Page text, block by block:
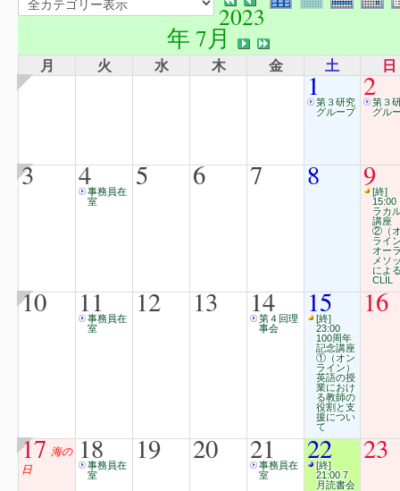
2023
年 7月
月 火 水 木 金 土 日
1第３研究
グループ
2第３
グル
3 4事務員在
室
5 6 7 8 9[終]
15:00
ラカ
講座
②（
ライ
オー
メソ
によ
CLIL
10 11
事務員在
室
12 13 14
第４回理
事会
15
[終]
23:00
100周年
記念講座
①（オン
ライン）
英語の授
業におけ
る教師の
役割と支
援につい
て
16
17 海の
日
18
事務員在
室
19 20 21
事務員在
室
22
[終]
21:00 7
月読書会
23